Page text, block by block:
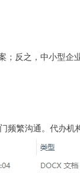
；反之，中小型企
繁沟通。代办机